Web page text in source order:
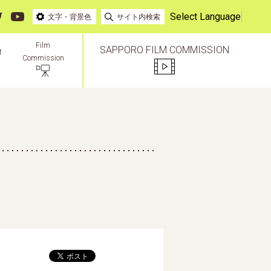
文字・背景色 サイト内検索 Select Language
Film
Commission
SAPPORO FILM COMMISSION